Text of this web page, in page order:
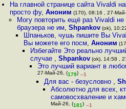
На главной странице сайта Vivaldi
просто фу,Аноним (170), 08:16 , 27-
Могу повторить ещё раз Vivaldi не
браузера не им, Shpankov(ok),
Шпаньков, чушь пишите Вы
Вы можете его посм, Аноним
Избегайте Это реально
случае ,Shpankov (ok), 14:58 ,
Это лучший вариант в
27-Май-26, (179) –1
Для вас - безусловно ,
Абсолютно для всех,
самовосхваление и
Май-26, (181) –1